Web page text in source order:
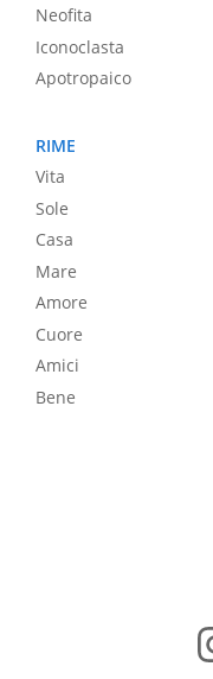
Neofita
Iconoclasta
Apotropaico
RIME
Vita
Sole
Casa
Mare
Amore
Cuore
Amici
Bene